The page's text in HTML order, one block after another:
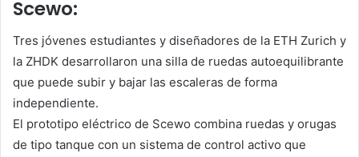
Scewo:
Tres jóvenes estudiantes y diseñadores de la ETH Zurich y
la ZHDK desarrollaron una silla de ruedas autoequilibrante
que puede subir y bajar las escaleras de forma
independiente.
El prototipo eléctrico de Scewo combina ruedas y orugas
de tipo tanque con un sistema de control activo que